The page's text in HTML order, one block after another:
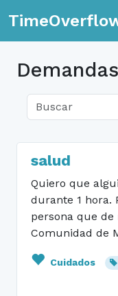
Demandas
salud
Quiero que
durante 1 hora.
persona que
Comunidad de
Cuidados